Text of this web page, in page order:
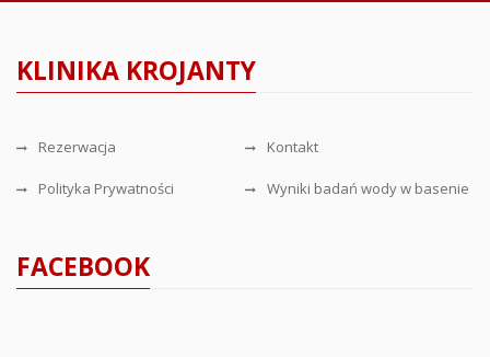
KLINIKA KROJANTY
Rezerwacja Kontakt
Polityka Prywatności Wyniki badań wody w basenie
FACEBOOK